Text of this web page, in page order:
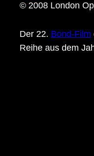
© 2008 London
Der 22. Bond-Film
Reihe aus dem